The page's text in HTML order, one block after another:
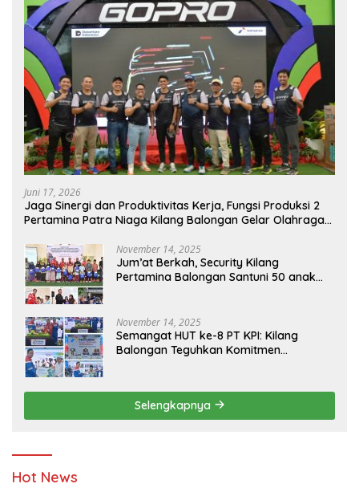
Juni 17, 2026
Jaga Sinergi dan Produktivitas Kerja, Fungsi Produksi 2
Pertamina Patra Niaga Kilang Balongan Gelar Olahraga
November 14, 2025
Jum’at Berkah, Security Kilang
Pertamina Balongan Santuni 50 anak
November 14, 2025
Semangat HUT ke-8 PT KPI: Kilang
Balongan Teguhkan Komitmen
Pendidikan
Selengkapnya
Hot News